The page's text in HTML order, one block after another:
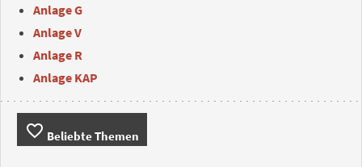
Anlage G
Anlage V
Anlage R
Anlage KAP
favorite_border Beliebte Themen